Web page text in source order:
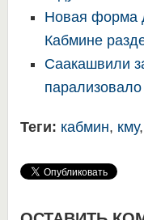
Новая форма
Кабмине
Саакашвили
Теги: кабмин, кму,